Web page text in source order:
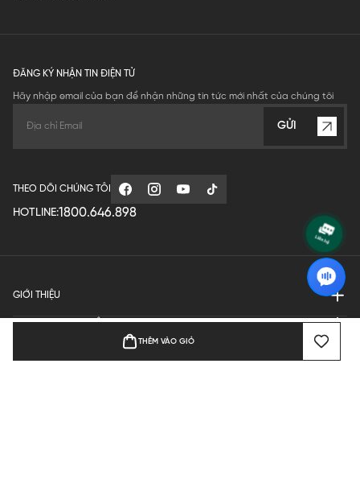
THÊM VÀO GIỎ
ĐĂNG KÝ NHẬN TIN ĐIỆN TỬ
Hãy nhập email của bạn để nhận những tin tức mới nhất của chúng tôi
GỬI
THEO DÕI CHÚNG TÔI
HOTLINE:1800.646.898
GIỚI THIỆU
QUY ĐỊNH HOẠT ĐỘNG